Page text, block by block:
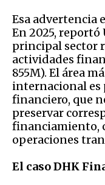
Esa advertencia
En 2025, reportó
principal sector
actividades
855M). El área
internacional es
financiero, que
preservar
financiamiento,
operaciones
El caso DHK